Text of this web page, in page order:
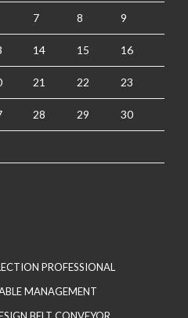
7 8 9
14 15 16
21 22 23
28 29 30
PROFESSIONAL
MANAGEMENT